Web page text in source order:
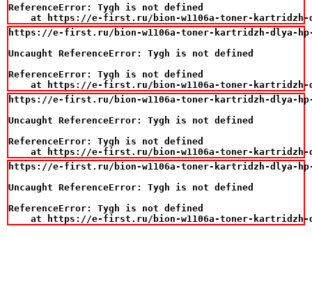
ReferenceError: Tygh is not defined
at https://e-first.ru/bion-w1106a-toner-
https://e-first.ru/bion-w1106a-toner-kartridzh-dlya-hp-
Uncaught ReferenceError: Tygh is not defined
ReferenceError: Tygh is not defined
at https://e-first.ru/bion-w1106a-toner-
https://e-first.ru/bion-w1106a-toner-kartridzh-dlya-hp-
Uncaught ReferenceError: Tygh is not defined
ReferenceError: Tygh is not defined
at https://e-first.ru/bion-w1106a-toner-
https://e-first.ru/bion-w1106a-toner-kartridzh-dlya-hp-
Uncaught ReferenceError: Tygh is not defined
ReferenceError: Tygh is not defined
at https://e-first.ru/bion-w1106a-toner-